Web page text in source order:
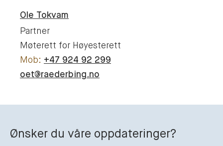
Ole Tokvam
Partner
Møterett for Høyesterett
+47 924 92 299
oet@raederbing.no
Ønsker du våre oppdateringer?